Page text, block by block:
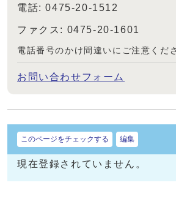
電話: 0475-20-1512
ファクス: 0475-20-1601
電話番号のかけ間違いにご注意くだ
お問い合わせフォーム
このページをチェックする 編集
現在登録されていません。